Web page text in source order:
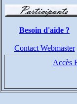
Besoin d'aide ?
Contact Webmaster
Accès